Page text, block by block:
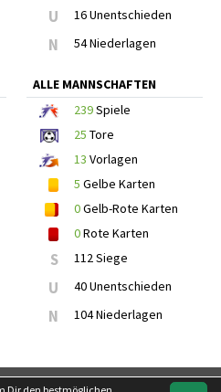
U 16 Unentschieden
N 54 Niederlagen
ALLE MANNSCHAFTEN
239Spiele
25 Tore
13 Vorlagen
5 Gelbe Karten
0Gelb-Rote Karten
0Rote Karten
S 112 Siege
U 40 Unentschieden
N 104 Niederlagen